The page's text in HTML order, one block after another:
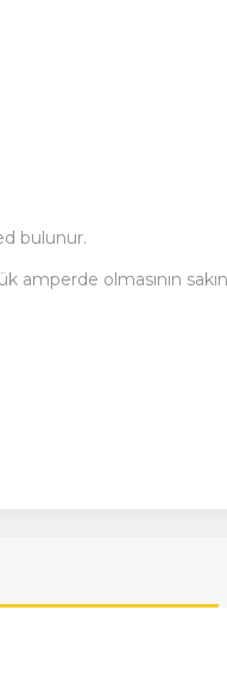
bulunur.
amperde olmasının